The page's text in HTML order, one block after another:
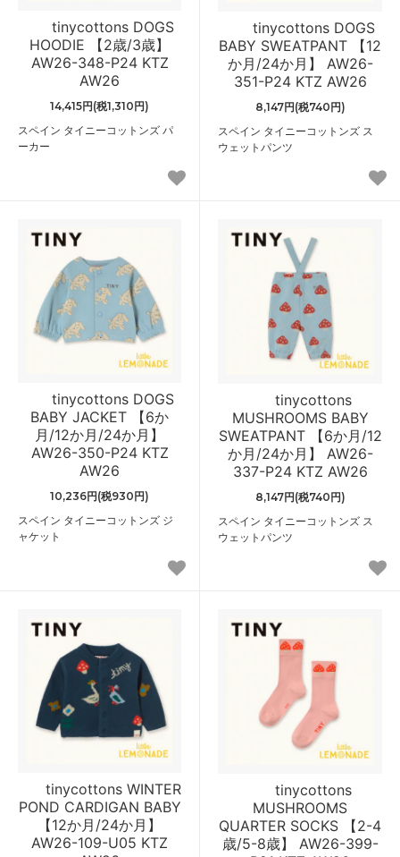
tinycottons DOGS
HOODIE 【2歳/3歳】
AW26-348-P24 KTZ
AW26
14,415円(税1,310円)
スペイン タイニーコットンズ パ
ーカー
tinycottons DOGS
BABY SWEATPANT 【12
か月/24か月】 AW26-
351-P24 KTZ AW26
8,147円(税740円)
スペイン タイニーコットンズ ス
ウェットパンツ
tinycottons DOGS
BABY JACKET 【6か
月/12か月/24か月】
AW26-350-P24 KTZ
AW26
10,236円(税930円)
スペイン タイニーコットンズ ジ
ャケット
tinycottons
MUSHROOMS BABY
SWEATPANT 【6か月/12
か月/24か月】 AW26-
337-P24 KTZ AW26
8,147円(税740円)
スペイン タイニーコットンズ ス
ウェットパンツ
tinycottons WINTER
POND CARDIGAN BABY
【12か月/24か月】
AW26-109-U05 KTZ
tinycottons
MUSHROOMS
QUARTER SOCKS 【2-4
歳/5-8歳】 AW26-399-